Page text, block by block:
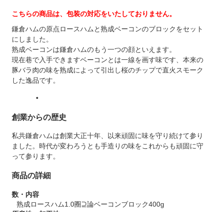
こちらの商品は、包装の対応をいたしておりません。
鎌倉ハムの原点ロースハムと熟成ベーコンのブロックをセット
にしました。
熟成ベーコンは鎌倉ハムのもう一つの顔といえます。
現在巷で入手できますベーコンとは一線を画す味です、本来の
豚バラ肉の味を熟成によって引出し桜のチップで直火スモーク
した逸品です。
創業からの歴史
私共鎌倉ハムは創業大正十年、以来頑固に味を守り続けて参り
ました。時代が変わろうとも手造りの味をこれからも頑固に守
って参ります。
商品の詳細
数・内容
熟成ロースハム1.0圈⊇論ベーコンブロック400g